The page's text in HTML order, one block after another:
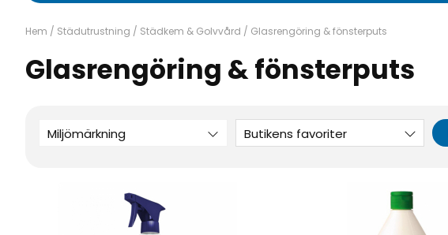
Hem / Städutrustning / Städkem & Golvvård / Glasrengöring & fönsterputs
Glasrengöring & fönsterputs
Butikens favoriter
Miljömärkning